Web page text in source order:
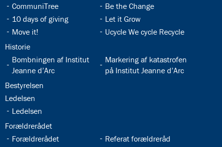
32.9:
CommuniTree 32.10:
Be the Change
32.11:
10 days of giving 32.12:
Let it Grow
32.13:
Move it! 32.14:
Ucycle We cycle Recycle
32.15:
Historie
32.16:
Bombningen af Institut
Jeanne d’Arc
32.17:
Markering af katastrofen
på Institut Jeanne d’Arc
32.18:
Bestyrelsen
32.19:
Ledelsen
32.20:
Ledelsen
32.21:
Forældrerådet
32.22:
Forældrerådet 32.23:
Referat forældreråd